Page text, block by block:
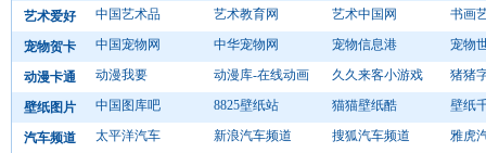
艺术爱好 中国艺术品 艺术教育网 艺术中国网 书画
宠物贺卡 中国宠物网 中华宠物网 宠物信息港 宠物
动漫卡通 动漫我要 动漫库-在线动画 久久来客小游戏 猪猪
壁纸图片 中国图库吧 8825壁纸站 猫猫壁纸酷 壁纸
汽车频道 太平洋汽车 新浪汽车频道 搜狐汽车频道 雅虎